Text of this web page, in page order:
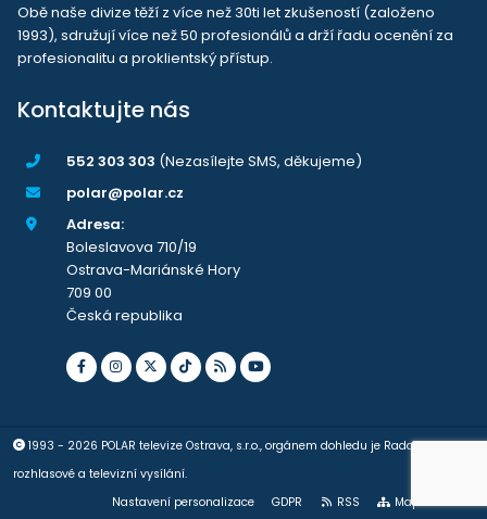
Obě naše divize těží z více než 30ti let zkušeností (založeno
1993), sdružují více než 50 profesionálů a drží řadu ocenění za
profesionalitu a proklientský přístup.
Kontaktujte nás
552 303 303 (Nezasílejte SMS, děkujeme)
polar@polar.cz
Adresa:
Boleslavova 710/19
Ostrava-Mariánské Hory
709 00
Česká republika
1993 - 2026 POLAR televize Ostrava, s.r.o., orgánem dohledu je Rada pro
rozhlasové a televizní vysílání.
Nastavení personalizace
GDPR RSS Mapa stránek